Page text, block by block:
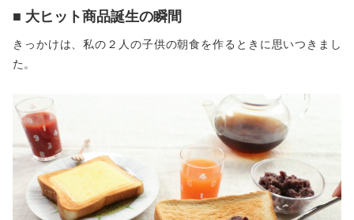
■ 大ヒット商品誕生の瞬間
きっかけは、私の２人の子供の朝食を作るときに思いつきまし
た。